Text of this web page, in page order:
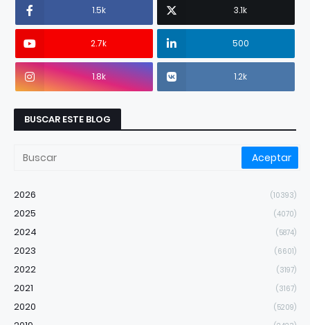
1.5k 3.1k
2.7k 500
1.8k 1.2k
BUSCAR ESTE BLOG
2026 (10393)
2025 (4070)
2024 (5874)
2023 (6601)
2022 (3197)
2021 (3167)
2020 (5209)